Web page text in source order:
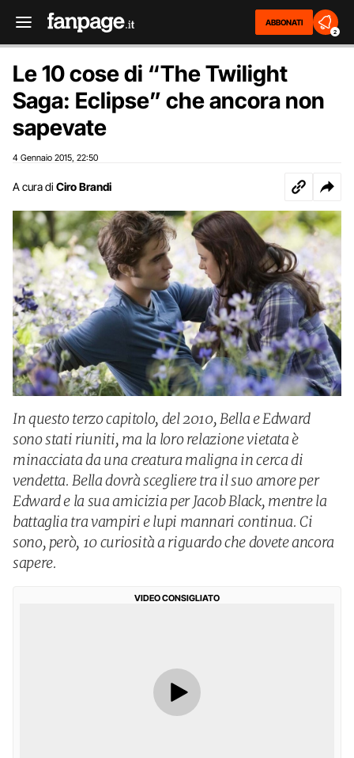
ABBONATI
2
Le 10 cose di “The Twilight
Saga: Eclipse” che ancora non
sapevate
4 Gennaio 2015 22:50
A cura di Ciro Brandi
In questo terzo capitolo, del 2010, Bella e Edward
sono stati riuniti, ma la loro relazione vietata è
minacciata da una creatura maligna in cerca di
vendetta. Bella dovrà scegliere tra il suo amore per
Edward e la sua amicizia per Jacob Black, mentre la
battaglia tra vampiri e lupi mannari continua. Ci
sono, però, 10 curiosità a riguardo che dovete ancora
sapere.
VIDEO CONSIGLIATO